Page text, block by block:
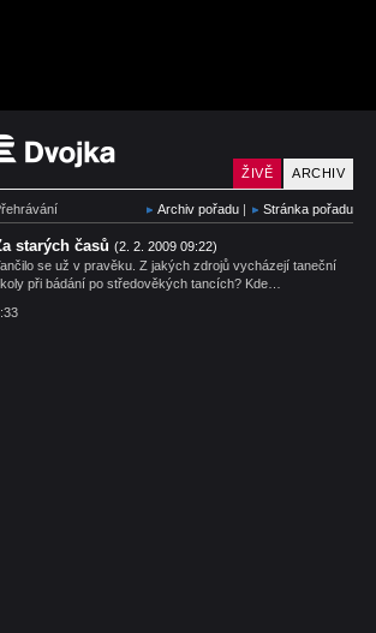
Český
ARCHIV
ŽIVĚ
Archiv pořadu | Stránka pořadu
starých časů (2. 2. 2009 09:22)
se už v pravěku. Z jakých zdrojů vycházejí taneční
při bádání po středověkých tancích? Kde…